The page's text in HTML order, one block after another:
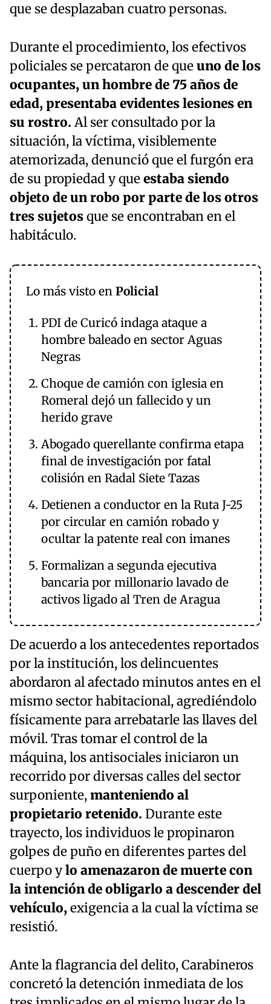
que se desplazaban cuatro personas.
Durante el procedimiento, los efectivos
policiales se percataron de queuno de los
ocupantes, un hombre de 75 años de
edad, presentaba evidentes lesiones en
su rostro.Al ser consultado por la
situación, la víctima, visiblemente
atemorizada, denunció que el furgón era
de su propiedad y queestaba siendo
objeto de un robo por parte de los otros
tres sujetosque se encontraban en el
habitáculo.
Lo más visto en Policial
PDI de Curicó indaga ataque a
hombre baleado en sector Aguas
Negras
Choque de camión con iglesia en
Romeral dejó un fallecido y un
herido grave
Abogado querellante confirma etapa
final de investigación por fatal
colisión en Radal Siete Tazas
Detienen a conductor en la Ruta J-25
por circular en camión robado y
ocultar la patente real con imanes
Formalizan a segunda ejecutiva
bancaria por millonario lavado de
activos ligado al Tren de Aragua
De acuerdo a los antecedentes reportados
por la institución, los delincuentes
abordaron al afectado minutos antes en el
mismo sector habitacional, agrediéndolo
físicamente para arrebatarle las llaves del
móvil. Tras tomar el control de la
máquina, los antisociales iniciaron un
recorrido por diversas calles del sector
surponiente,manteniendo al
propietario retenido. Durante este
trayecto, los individuos le propinaron
golpes de puño en diferentes partes del
cuerpo ylo amenazaron de muerte con
la intención de obligarlo a descender del
vehículo,exigencia a la cual la víctima se
resistió.
Ante la flagrancia del delito, Carabineros
concretó la detención inmediata de los